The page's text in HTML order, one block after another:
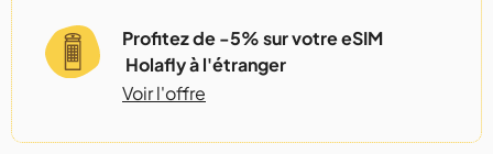
Profitez de -5% sur votre eSIM
Holafly à l'étranger
Voir l'offre